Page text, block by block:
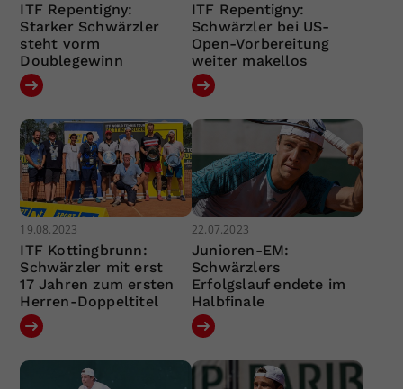
ITF Repentigny:
Starker Schwärzler
steht vorm
Doublegewinn
ITF Repentigny:
Schwärzler bei US-
Open-Vorbereitung
weiter makellos
19.08.2023
ITF Kottingbrunn:
Schwärzler mit erst
17 Jahren zum ersten
Herren-Doppeltitel
22.07.2023
Junioren-EM:
Schwärzlers
Erfolgslauf endete im
Halbfinale